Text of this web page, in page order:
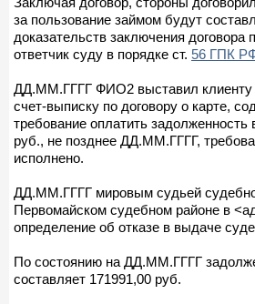
за пользование займом будут
доказательств заключения договора
ответчик суду в порядке ст. 56 ГПК
ДД.ММ.ГГГГ ФИО2 выставил клиенту
счет-выписку по договору о карте,
требование оплатить задолженность
руб., не позднее ДД.ММ.ГГГГ,
исполнено.
ДД.ММ.ГГГГ мировым судьей
Первомайском судебном районе в
определение об отказе в выдаче
По состоянию на ДД.ММ.ГГГГ
составляет 171991,00 руб.